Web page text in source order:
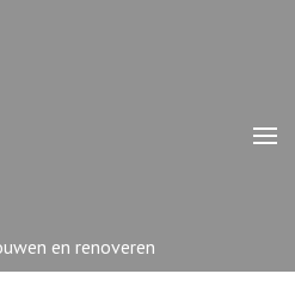
en renoveren